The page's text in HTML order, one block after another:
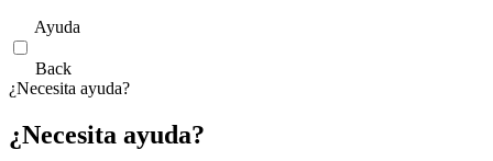
Ayuda
Back
¿Necesita ayuda?
¿Necesita ayuda?